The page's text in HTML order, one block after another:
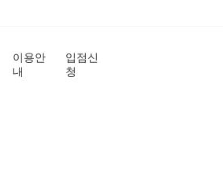
이용안
내
입점신
청